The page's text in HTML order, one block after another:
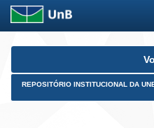
Skip
REPOSITÓRIO INSTITUCIONAL DA